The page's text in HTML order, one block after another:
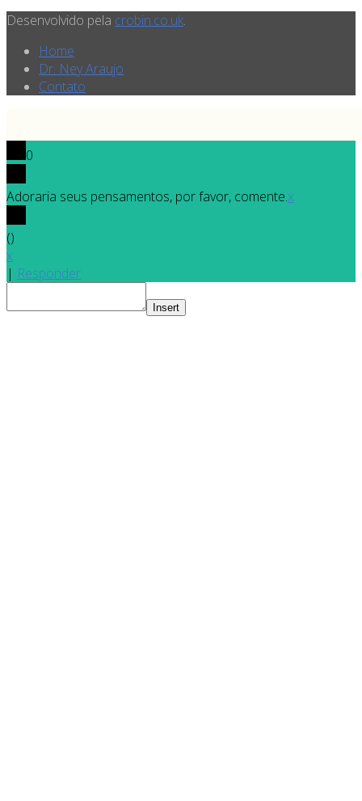
Desenvolvido pela crobin.co.uk.
Home
Dr. Ney Araujo
Contato
0
Adoraria seus pensamentos, por favor, comente.x
()
x
| Responder
Insert